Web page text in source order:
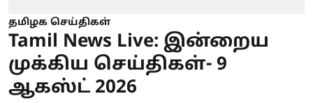
தமிழக செய்திகள்
Tamil News Live: இன்றைய
முக்கிய செய்திகள்- 9
ஆகஸ்ட் 2026